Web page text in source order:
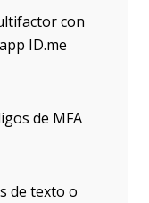
con
ID.me
de MFA
de texto o